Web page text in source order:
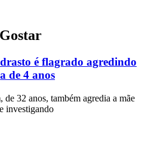
é flagrado agredindo
de 4 anos
32 anos, também agredia a mãe
investigando